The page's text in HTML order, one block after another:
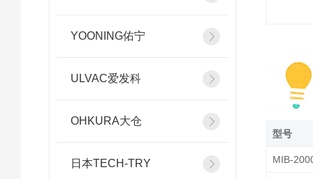
YOONING佑宁
ULVAC爱发科
OHKURA大仓
日本TECH-TRY
型号
MIB-